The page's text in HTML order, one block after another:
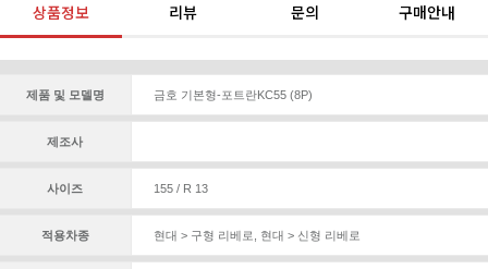
상품정보 리뷰 문의 구매안내
제품 및 모델명 금호 기본형-포트란KC55 (8P)
제조사
사이즈 155 / R 13
적용차종 현대 > 구형 리베로 현대 > 신형 리베로